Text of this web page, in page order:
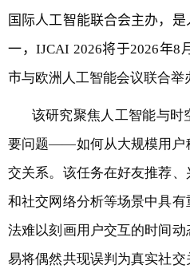
国际人工智能联合会主办，
一， IJCAI 2026将于2026年8
市与欧洲人工智能会议联合举
该研究聚焦人工智能与时
要问题——如何从大规模用户
交关系。该任务在好友推荐
和社交网络分析等场景中具
法难以刻画用户交互的时间
易将偶然共现误判为真实社